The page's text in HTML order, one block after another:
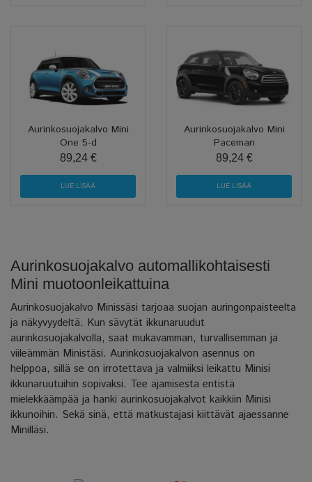
Aurinkosuojakalvo Mini
One 5-d
89,24 €
LUE LISÄÄ
Aurinkosuojakalvo Mini
Paceman
89,24 €
LUE LISÄÄ
Aurinkosuojakalvo automallikohtaisesti
Mini muotoonleikattuina
Aurinkosuojakalvo Minissäsi tarjoaa suojan auringonpaisteelta
ja näkyvyydeltä. Kun sävytät ikkunaruudut
aurinkosuojakalvolla, saat mukavamman, turvallisemman ja
viileämmän Ministäsi. Aurinkosuojakalvon asennus on
helppoa, sillä se on irrotettava ja valmiiksi leikattu Minisi
ikkunaruutuihin sopivaksi. Tee ajamisesta entistä
mielekkäämpää ja hanki aurinkosuojakalvot kaikkiin Minisi
ikkunoihin. Sekä sinä, että matkustajasi kiittävät ajaessanne
Minilläsi.